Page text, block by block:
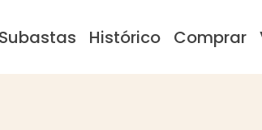
Subastas Histórico Comprar